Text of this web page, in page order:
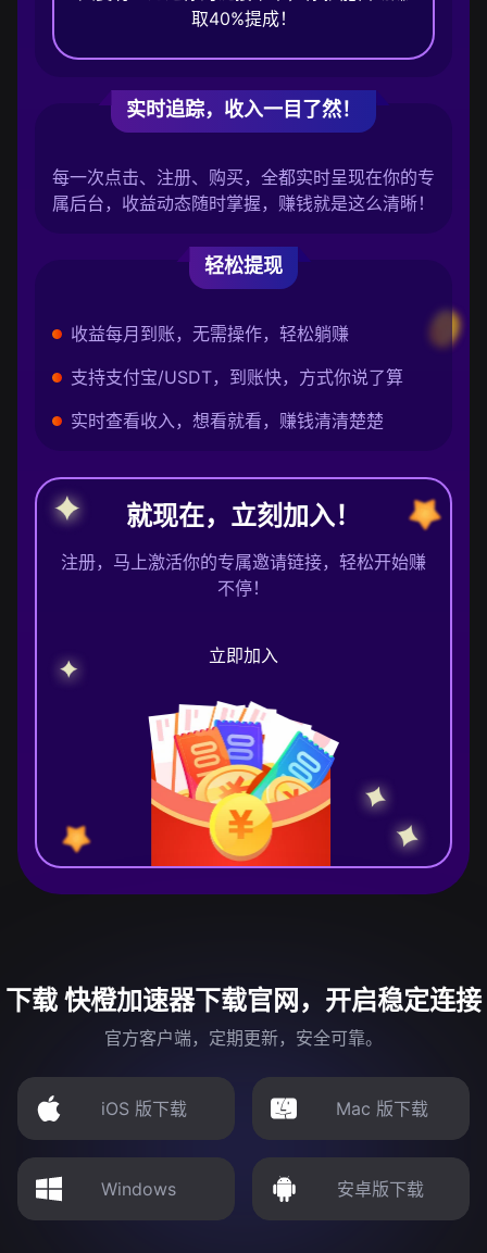
取40%提成！
实时追踪，收入一目了然！
每一次点击、注册、购买，全都实时呈现在你的专
属后台，收益动态随时掌握，赚钱就是这么清晰！
轻松提现
收益每月到账，无需操作，轻松躺赚
支持支付宝/USDT，到账快，方式你说了算
实时查看收入，想看就看，赚钱清清楚楚
就现在，立刻加入！
注册，马上激活你的专属邀请链接，轻松开始赚
不停！
立即加入
下载 快橙加速器下载官网，开启稳定连接
官方客户端，定期更新，安全可靠。
iOS 版下载 Mac 版下载
Windows 安卓版下载